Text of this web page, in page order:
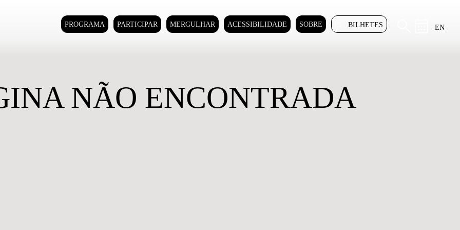
PROGRAMA PARTICIPAR MERGULHAR ACESSIBILIDADE SOBRE BILHETES EN
NÃO ENCONTRADA